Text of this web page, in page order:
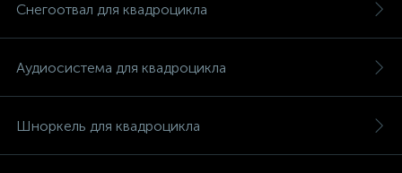
Снегоотвал для квадроцикла
Аудиосистема для квадроцикла
Шноркель для квадроцикла